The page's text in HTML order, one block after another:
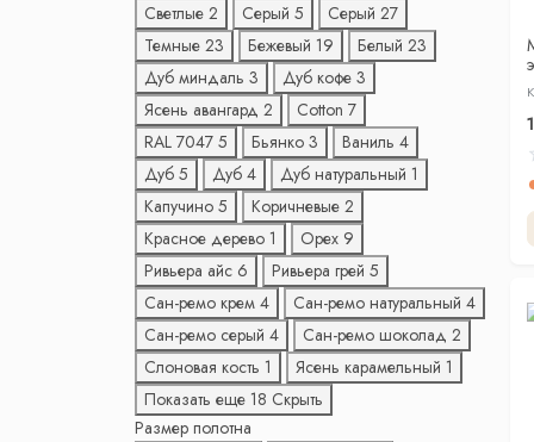
Светлые 2 Серый 5 Серый 27
Темные 23 Бежевый 19 Белый 23
Дуб миндаль 3 Дуб кофе 3
Ясень авангард 2 Cotton 7
RAL 7047 5 Бьянко 3 Ваниль 4
Дуб 5 Дуб 4 Дуб натуральный 1
Капучино 5 Коричневые 2
Красное дерево 1 Орех 9
Ривьера айс 6 Ривьера грей 5
Сан-ремо крем 4 Сан-ремо натуральный 4
Сан-ремо серый 4 Сан-ремо шоколад 2
Слоновая кость 1 Ясень карамельный 1
Показать еще 18 Скрыть
Размер полотна